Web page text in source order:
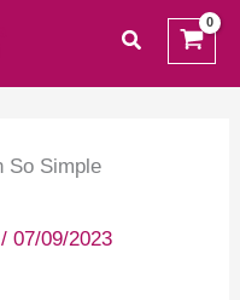
traži
/07/09/2023